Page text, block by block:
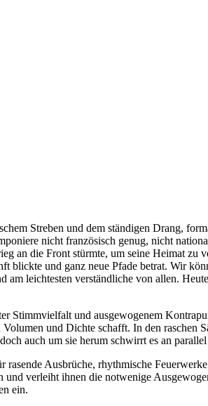
Streben und dem ständigen Drang,
nicht französisch genug, nicht
an die Front stürmte, um seine Heimat zu
blickte und ganz neue Pfade betrat. Wir
leichtesten verständliche von allen.
Stimmvielfalt und ausgewogenem
und Dichte schafft. In den raschen
auch um sie herum schwirrt es an
Ausbrüche, rhythmische
verleiht ihnen die notwenige
ein.